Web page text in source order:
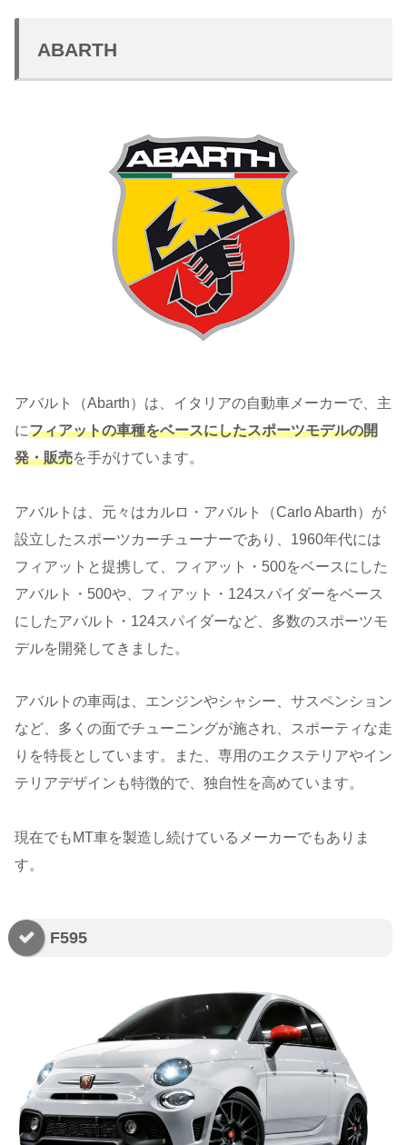
ABARTH
アバルト（Abarth）は、イタリアの自動車メーカーで、主
にフィアットの車種をベースにしたスポーツモデルの開
発・販売を手がけています。
アバルトは、元々はカルロ・アバルト（Carlo Abarth）が
設立したスポーツカーチューナーであり、1960年代には
フィアットと提携して、フィアット・500をベースにした
アバルト・500や、フィアット・124スパイダーをベース
にしたアバルト・124スパイダーなど、多数のスポーツモ
デルを開発してきました。
アバルトの車両は、エンジンやシャシー、サスペンション
など、多くの面でチューニングが施され、スポーティな走
りを特長としています。また、専用のエクステリアやイン
テリアデザインも特徴的で、独自性を高めています。
現在でもMT車を製造し続けているメーカーでもありま
す。
F595